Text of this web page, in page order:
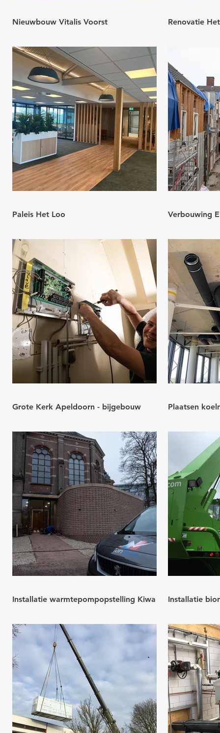
Nieuwbouw Vitalis Voorst Renovatie
Paleis Het Loo Verbouwing
Grote Kerk Apeldoorn - bijgebouw Plaatsen
Installatie warmtepompopstelling Kiwa Installatie